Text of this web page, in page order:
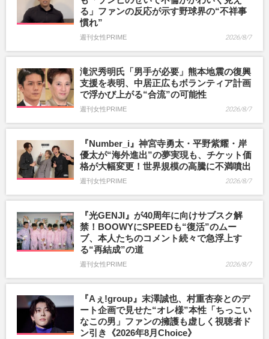
る」ファンの反応が示す野球界の“不祥事
慣れ”
週刊女性PRIME 2026/8/7
滝沢秀明氏「男手が必要」熊本地震の復興
支援を表明、中居正広もボランティア計画
で浮かび上がる“合流”の可能性
週刊女性PRIME 2026/8/7
『Number_i』神宮寺勇太・平野紫耀・岸
優太が“海外進出”の夢実現も、チケット価
格が大幅変更！世界規模の高騰に不満噴出
週刊女性PRIME 2026/8/7
『光GENJI』が40周年に向けサブスク解
禁！BOOWYにSPEEDも“復活”のムー
ブ、本人たちのコメント続々で急浮上す
る“再結成”の道
週刊女性PRIME 2026/8/7
『Aぇ!group』末澤誠也、村重杏奈とのデ
ート企画で見せた“オレ様”本性「ちっこい
なこの男」ファンの擁護も虚しく視聴者ド
ン引き《2026年8月Choice》